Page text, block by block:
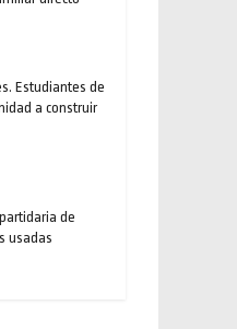
Estudiantes de
a construir
de
usadas